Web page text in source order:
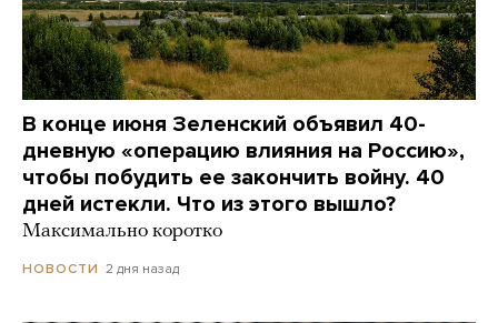
В конце июня Зеленский объявил 40-
дневную «операцию влияния на Россию»,
чтобы побудить ее закончить войну. 40
дней истекли. Что из этого вышло?
Максимально коротко
НОВОСТИ 2 дня назад